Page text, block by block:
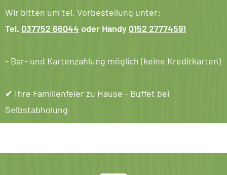
Wir bitten um tel. Vorbestellung unter:
Tel. 037752 66044 oder Handy 0152 27774591
- Bar- und Kartenzahlung möglich (keine Kreditkarten)
✔︎ Ihre Familienfeier zu Hause - Büffet bei
Selbstabholung